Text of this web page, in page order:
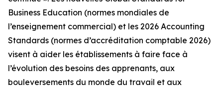
Business Education (normes mondiales de
l’enseignement commercial) et les 2026 Accounting
Standards (normes d’accréditation comptable 2026)
visent à aider les établissements à faire face à
l’évolution des besoins des apprenants, aux
bouleversements du monde du travail et aux